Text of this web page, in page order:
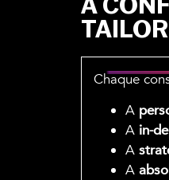
Chaque
A
A in-
A
A